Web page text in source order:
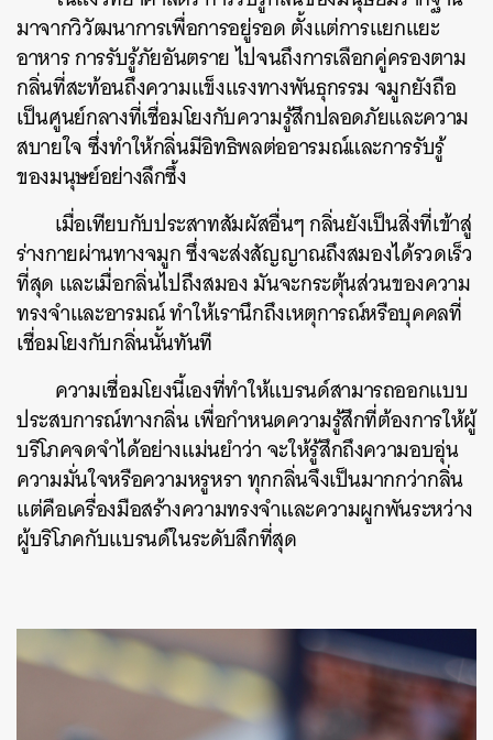
มาจากวิวัฒนาการเพื่อการอยู่รอด ตั้งแต่การแยกแยะ
อาหาร การรับรู้ภัยอันตราย ไปจนถึงการเลือกคู่ครองตาม
กลิ่นที่สะท้อนถึงความแข็งแรงทางพันธุกรรม จมูกยังถือ
เป็นศูนย์กลางที่เชื่อมโยงกับความรู้สึกปลอดภัยและความ
สบายใจ ซึ่งทำให้กลิ่นมีอิทธิพลต่ออารมณ์และการรับรู้
ของมนุษย์อย่างลึกซึ้ง
เมื่อเทียบกับประสาทสัมผัสอื่นๆ กลิ่นยังเป็นสิ่งที่เข้าสู่
ร่างกายผ่านทางจมูก ซึ่งจะส่งสัญญาณถึงสมองได้รวดเร็ว
ที่สุด และเมื่อกลิ่นไปถึงสมอง มันจะกระตุ้นส่วนของความ
ทรงจำและอารมณ์ ทำให้เรานึกถึงเหตุการณ์หรือบุคคลที่
เชื่อมโยงกับกลิ่นนั้นทันที
ความเชื่อมโยงนี้เองที่ทำให้แบรนด์สามารถออกแบบ
ประสบการณ์ทางกลิ่น เพื่อกำหนดความรู้สึกที่ต้องการให้ผู้
บริโภคจดจำได้อย่างแม่นยำว่า จะให้รู้สึกถึงความอบอุ่น
ความมั่นใจหรือความหรูหรา ทุกกลิ่นจึงเป็นมากกว่ากลิ่น
แต่คือเครื่องมือสร้างความทรงจำและความผูกพันระหว่าง
ผู้บริโภคกับแบรนด์ในระดับลึกที่สุด